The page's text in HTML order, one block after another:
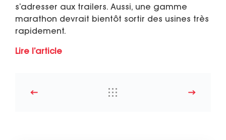
s’adresser aux trailers. Aussi, une gamme
marathon devrait bientôt sortir des usines très
rapidement.
Lire l’article